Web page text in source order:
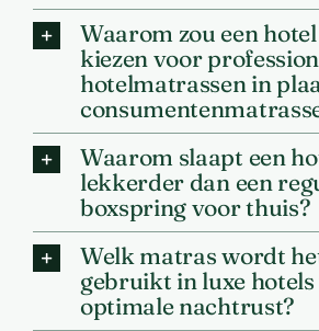
Waarom zou een
kiezen voor
hotelmatrassen in
Waarom slaapt een
lekkerder dan een
boxspring voor thuis?
Welk matras wordt
gebruikt in luxe hotels
optimale nachtrust?